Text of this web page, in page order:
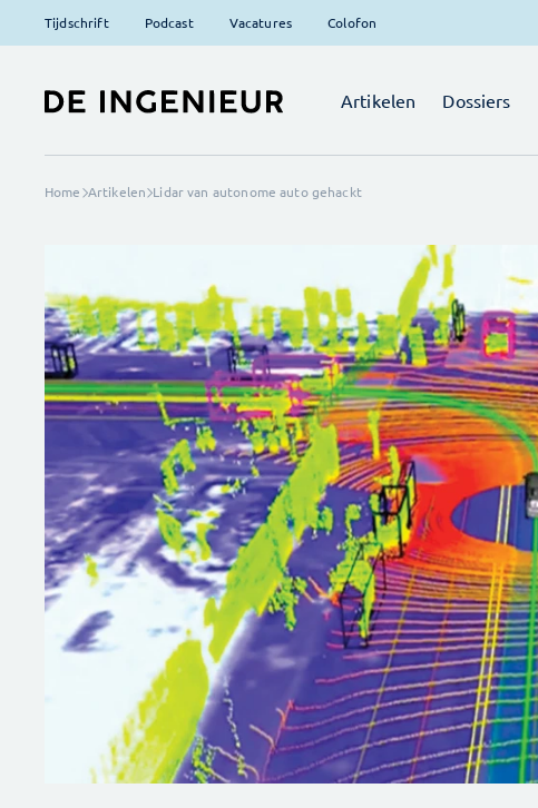
Tijdschrift Podcast Vacatures Colofon
Artikelen Dossiers
Home Artikelen Lidar van autonome auto gehackt